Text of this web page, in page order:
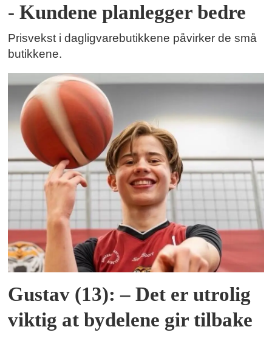
- Kundene planlegger bedre
Prisvekst i dagligvarebutikkene påvirker de små
butikkene.
Gustav (13): – Det er utrolig
viktig at bydelene gir tilbake